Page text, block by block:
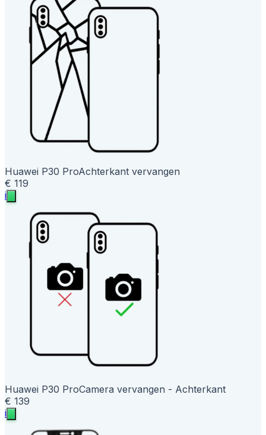
Huawei P30 ProAchterkant vervangen
€ 119
i
Huawei P30 ProCamera vervangen - Achterkant
€ 139
i